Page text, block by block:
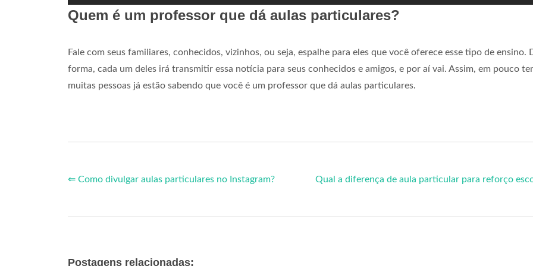
Quem é um professor que dá aulas particulares?
Fale com seus familiares, conhecidos, vizinhos, ou seja, espalhe para eles que você oferece esse tipo de ensino.
forma, cada um deles irá transmitir essa notícia para seus conhecidos e amigos, e por aí vai. Assim, em pouco
muitas pessoas já estão sabendo que você é um professor que dá aulas particulares.
⇐ Como divulgar aulas particulares no Instagram? Qual a diferença de aula particular para reforço
Postagens relacionadas: